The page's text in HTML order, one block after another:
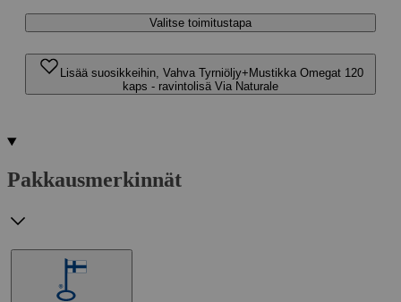
Valitse toimitustapa
Lisää suosikkeihin, Vahva Tyrniöljy+Mustikka Omegat 120
kaps - ravintolisä Via Naturale
Pakkausmerkinnät